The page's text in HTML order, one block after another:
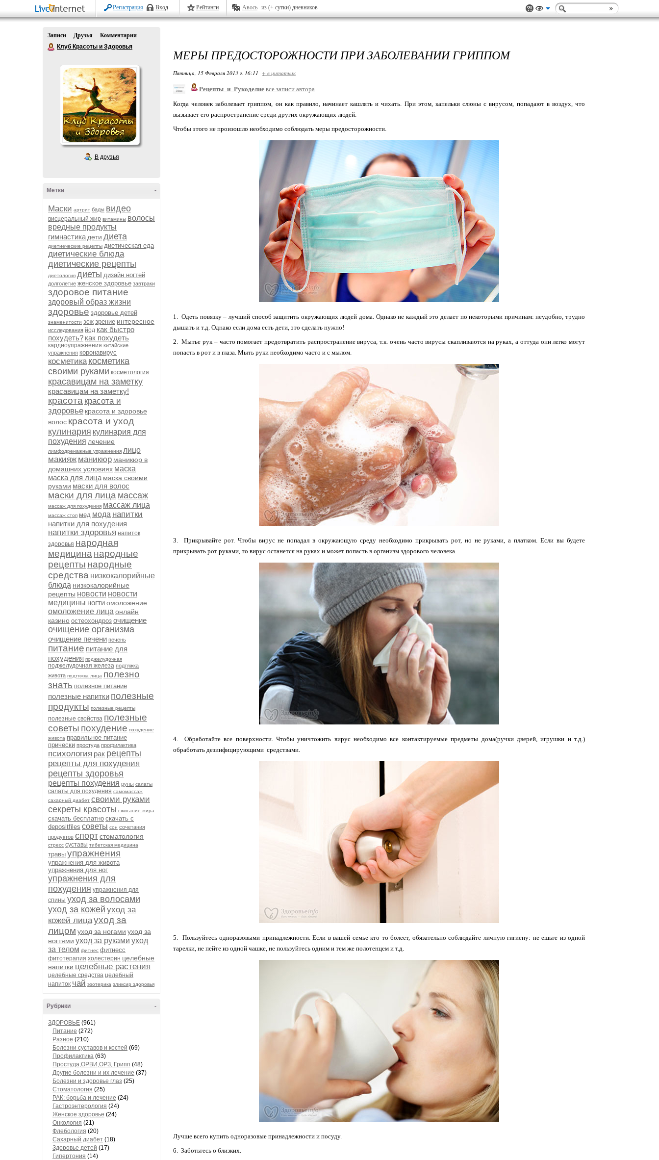
Регистрация Вход Рейтинги Авось из (+ сутки) дневников
Записи Друзья
Комментарии
Клуб Красоты и Здоровья
В друзья
-
Метки
Маски артрит бады видео
висцеральный жир витамины волосы
вредные продукты
гимнастика дети диета
диетиеческие рецепты диетическая еда
диетические блюда
диетические рецепты
диетология диеты дизайн ногтей
долголетие женское здоровье завтраки
здоровое питание
здоровый образ жизни
здоровье здоровье детей
знаменитости зож зрение интересное
исследования йод как быстро
похудеть? как похудеть
кардиоупражнения китайские
упражнения коронавирус
косметика косметика
своими руками косметология
красавицам на заметку
красавицам на заметку!
красота красота и
здоровье красота и здоровье
волос красота и уход
кулинария кулинария для
похудения лечение
лимфодренажные упражнения лицо
макияж маникюр маникюр в
домашних условиях маска
маска для лица маска своими
руками маски для волос
маски для лица массаж
массаж для похудения массаж лица
массаж стоп мед мода напитки
напитки для похудения
напитки здоровья напиток
здоровья народная
медицина народные
рецепты народные
средства низкокалорийные
блюда низкокалорийные
рецепты новости новости
медицины ногтиомоложение
омоложение лица онлайн
казино остеохондроз очищение
очищение организма
очищение печени печень
питание питание для
похудения поджелудочная
поджелудочная железа подтяжка
живота подтяжка лица полезно
знать полезное питание
полезные напитки полезные
продукты полезные рецепты
полезные свойства полезные
советы похудение похудение
живота правильное питание
прически простуда профилактика
психология рак рецепты
рецепты для похудения
рецепты здоровья
рецепты похудения руны салаты
салаты для похудения самомассаж
сахарный диабет своими руками
секреты красоты сжигание жира
скачать бесплатно скачать с
depositfiles советы сон сочетания
продуктов спортстоматология
стресс суставы тибетская медицина
травы упражнения
упражнения для живота
упражнения для ног
упражнения для
похудения упражнения для
спины уход за волосами
уход за кожей уход за
кожей лицауход за
лицом уход за ногами уход за
ногтями уход за руками уход
за телом фитнес фитнесс
фитотерапия холестерин целебные
напитки целебные растения
целебные средства целебный
напиток чай эзотерика эликсир здоровья
-
Рубрики
ЗДОРОВЬЕ (961)
Питание (272)
Разное (210)
Болезни суставов и костей (69)
Профилактика (63)
Простуда,ОРВИ,ОРЗ, Грипп (48)
Другие болезни и их лечение (37)
Болезни и здоровье глаз (25)
Стоматология (25)
РАК: борьба и лечение (24)
Гастроэнтерология (24)
Женское здоровье (24)
Онкология (21)
Флебология (20)
Сахарный диабет (18)
Здоровье детей (17)
Гипертония (14)
МЕРЫ ПРЕДОСТОРОЖНОСТИ ПРИ ЗАБОЛЕВАНИИ ГРИППОМ
Пятница, 15 Февраля 2013 г. 16:11 + в цитатник
Рецепты_и_Рукоделие все записи автора
Когда человек заболевает гриппом, он как правило, начинает кашлять и чихать. При этом, капельки слюны с вирусом, попадают в воздух, что
вызывает его распространение среди других окружающих людей.
Чтобы этого не произошло необходимо соблюдать меры предосторожности.
1. Одеть повязку – лучший способ защитить окружающих людей дома. Однако не каждый это делает по некоторыми причинам: неудобно, трудно
дышать и т.д. Однако если дома есть дети, это сделать нужно!
2. Мытье рук – часто помогает предотвратить распространение вируса, т.к. очень часто вирусы скапливаются на руках, а оттуда они легко могут
попасть в рот и в глаза. Мыть руки необходимо часто и с мылом.
3. Прикрывайте рот. Чтобы вирус не попадал в окружающую среду необходимо прикрывать рот, но не руками, а платком. Если вы будете
прикрывать рот руками, то вирус останется на руках и может попасть в организм здорового человека.
4. Обработайте все поверхности. Чтобы уничтожить вирус необходимо все контактируемые предметы дома(ручки дверей, игрушки и т.д.)
обработать дезинфицирующими средствами.
5. Пользуйтесь одноразовыми принадлежности. Если в вашей семье кто то болеет, обязательно соблюдайте личную гигиену: не ешьте из одной
тарелки, не пейте из одной чашке, не пользуйтесь одним и тем же полотенцем и т.д.
Лучше всего купить одноразовые принадлежности и посуду.
6. Заботьтесь о близких.